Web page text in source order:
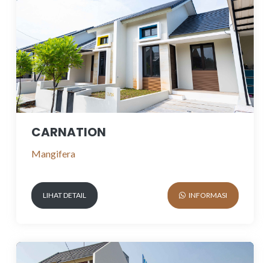
CARNATION
Mangifera
LIHAT DETAIL INFORMASI